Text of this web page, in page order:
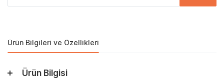
Ürün Bilgileri ve Özellikleri
Ürün Bilgisi